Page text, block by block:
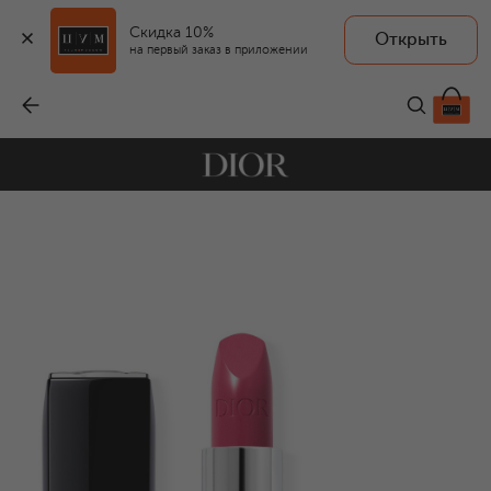
Скидка 10%
на первый заказ в приложении
Открыть
5 850 ₽